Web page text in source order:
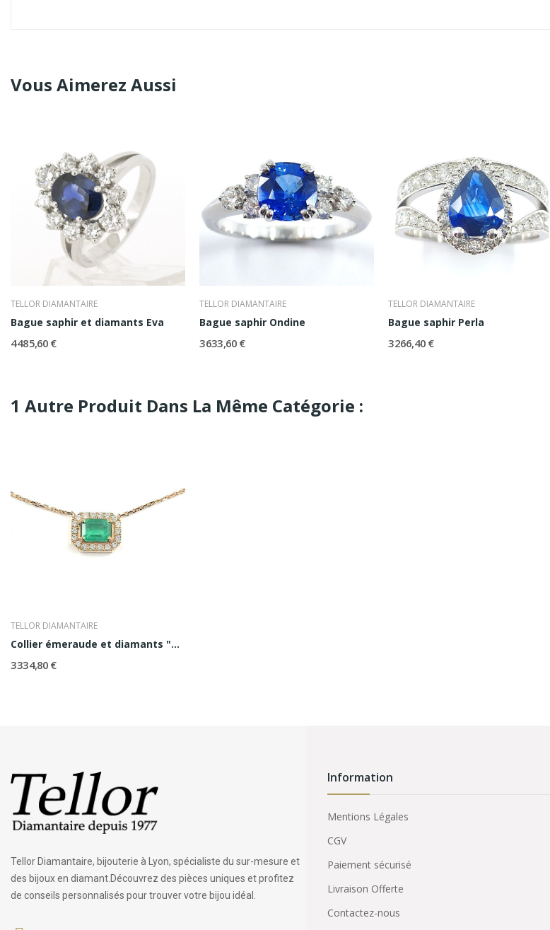
Vous Aimerez Aussi
TELLOR DIAMANTAIRE
Bague saphir et diamants Eva
4 485,60 €
TELLOR DIAMANTAIRE
Bague saphir Ondine
3 633,60 €
TELLOR DIAMANTAIRE
Bague saphir Perla
3 266,40 €
1 Autre Produit Dans La Même Catégorie :
TELLOR DIAMANTAIRE
Collier émeraude et diamants "Rose"
3 334,80 €
Tellor Diamantaire, bijouterie à Lyon, spécialiste du sur-mesure et
des bijoux en diamant.Découvrez des pièces uniques et profitez
de conseils personnalisés pour trouver votre bijou idéal.
Information
Mentions Légales
CGV
Paiement sécurisé
Livraison Offerte
Contactez-nous